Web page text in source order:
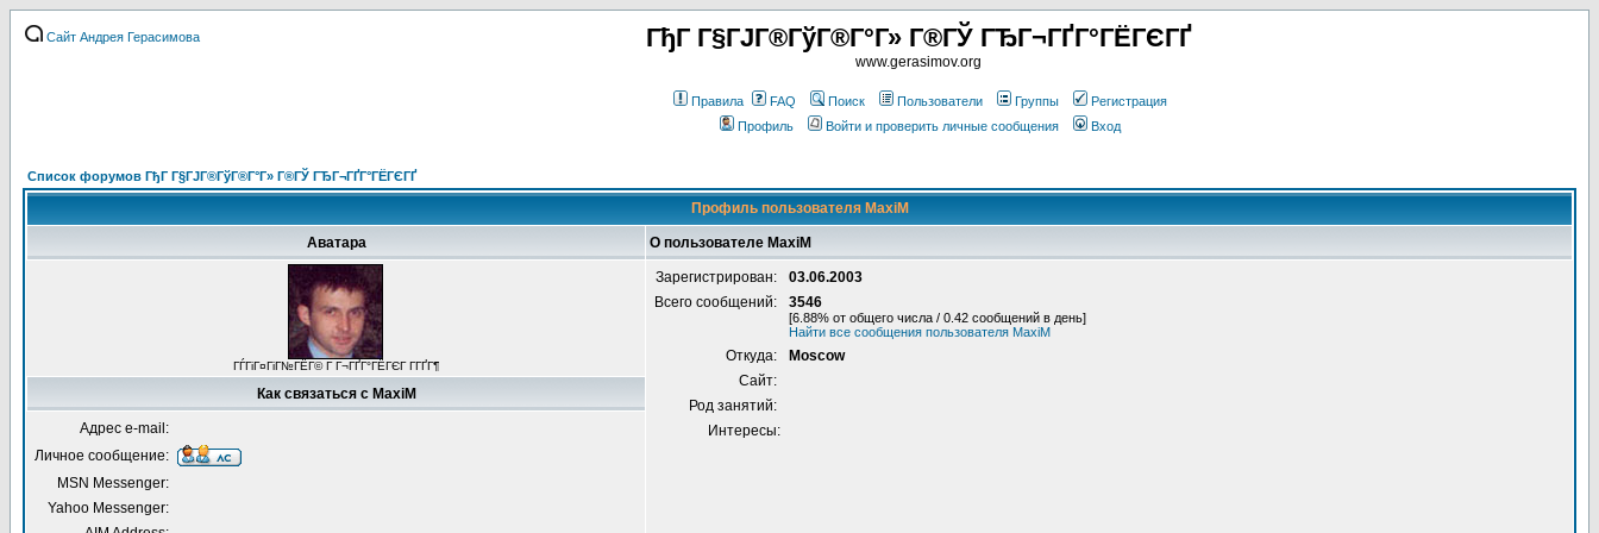
Сайт Андрея Герасимова ГђГ Г§ГЈГ®ГўГ®Г°Г» Г®ГЎ ГЂГ¬ГҐГ°ГЁГЄГҐ
www.gerasimov.org
Правила FAQ Поиск Пользователи Группы
Регистрация
Профиль
Войти и проверить личные сообщения Вход
Список форумов ГђГ Г§ГЈГ®ГўГ®Г°Г» Г®ГЎ ГЂГ¬ГҐГ°ГЁГЄГҐ
Профиль пользователя MaxiM
Аватара О пользователе MaxiM
ГЃГіГ¤ГіГ№ГЁГ© Г Г¬ГҐГ°ГЁГЄГ Г­ГҐГ¶
Зарегистрирован:
03.06.2003
Всего сообщений:
3546
[6.88% от общего числа / 0.42 сообщений в день]
Найти все сообщения пользователя MaxiM
Откуда:
Moscow
Сайт:
Род занятий:
Интересы:
Как связаться с MaxiM
Адрес e-mail:
Личное сообщение:
MSN Messenger:
Yahoo Messenger: